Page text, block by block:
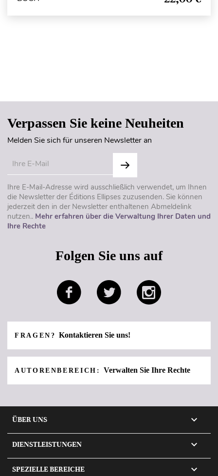
Verpassen Sie keine Neuheiten
Melden Sie sich für unseren Newsletter an
Ihre E-Mail-Adresse wird ausschließlich verwendet, um Ihnen
die Newsletter der Éditions Ellipses zuzusenden. Sie können
jederzeit den in der Newsletter enthaltenen Abmeldelink
nutzen.. Mehr erfahren über die Verwaltung Ihrer Daten und
Ihre Rechte
Folgen Sie uns auf
FRAGEN?Kontaktieren Sie uns!
AUTORENBEREICH:Verwalten Sie Ihre Rechte
ÜBER UNS 
DIENSTLEISTUNGEN 
SPEZIELLE BEREICHE 